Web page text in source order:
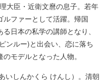
大臣・近衛文麿の息子。若年
ファーとして活躍。帰国
日本の私学の講師となり、
ンルー)と出会い、恋に落ち
モデルとなった人物。
いしんかくら けんし）。清朝